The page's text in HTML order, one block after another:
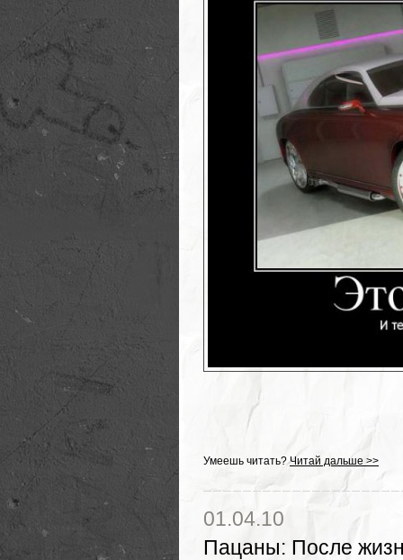
Умеешь читать?Читай дальше >>
01.04.10
Пацаны: После